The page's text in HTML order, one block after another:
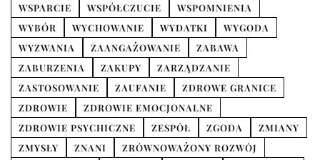
WSPARCIE
WSPÓŁCZUCIE
WSPOMNIENIA
WYBÓR
WYCHOWANIE WYDATKI
WYGODA
WYZWANIA
ZAANGAŻOWANIE
ZABAWA
ZABURZENIA
ZAKUPY
ZARZĄDZANIE
ZASTOSOWANIE
ZAUFANIE
ZDROWE GRANICE
ZDROWIE
ZDROWIE EMOCJONALNE
ZDROWIE PSYCHICZNE
ZESPÓŁ ZGODA
ZMIANY
ZMYSŁY
ZNANI
ZRÓWNOWAŻONY ROZWÓJ